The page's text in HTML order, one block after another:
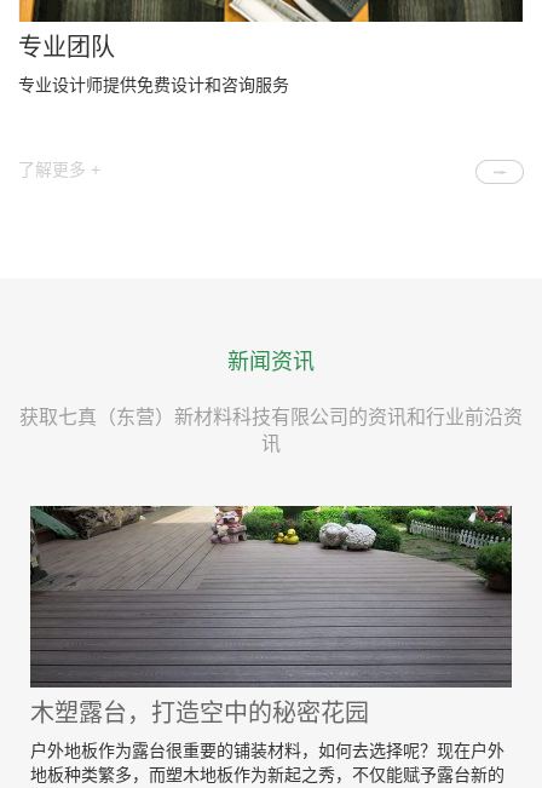
专业团队
专业设计师提供免费设计和咨询服务
了解更多 +
新闻资讯
获取七真（东营）新材料科技有限公司的资讯和行业前沿资
讯
木塑露台，打造空中的秘密花园
户外地板作为露台很重要的铺装材料，如何去选择呢？现在户外
地板种类繁多，而塑木地板作为新起之秀，不仅能赋予露台新的